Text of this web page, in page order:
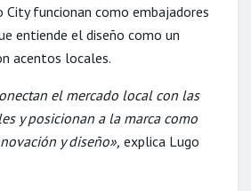
City funcionan como embajadores
entiende el diseño como un
acentos locales.
el mercado local con las
y posicionan a la marca como
y diseño», explica Lugo